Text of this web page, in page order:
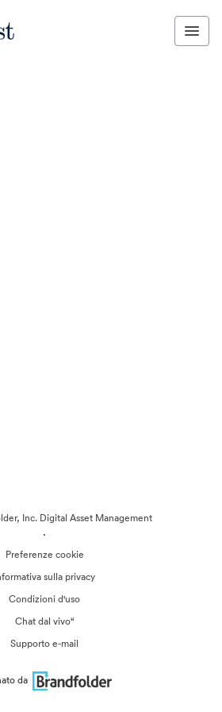
Inc. Digital Asset Management
·
Preferenze cookie
sulla privacy
Condizioni d'uso
Chat dal vivo“
Supporto e-mail
da